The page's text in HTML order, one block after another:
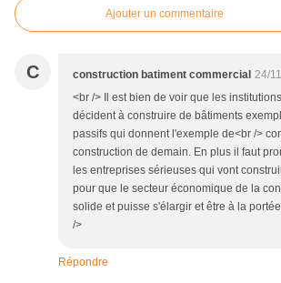
Ajouter un commentaire
C construction batiment commercial 24/
<br /> Il est bien de voir que les
décident à construire de bâtiments
passifs qui donnent l'exemple de<br />
construction de demain. En plus il faut
les entreprises sérieuses qui vont
pour que le secteur économique de la
solide et puisse s'élargir et être à la
/>
Répondre